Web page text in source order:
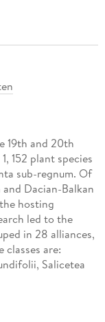
19th and 20th
152 plant species
sub-regnum. Of
Dacian-Balkan
hosting
led to the
in 28 alliances,
classes are:
Salicetea
Seslerietea,